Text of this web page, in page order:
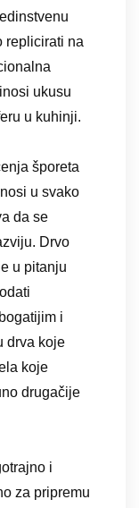
replicirati na
ukusu
u kuhinji.
šporeta
u svako
da se
Drvo
u pitanju
i
drva koje
koje
drugačije
i
za pripremu